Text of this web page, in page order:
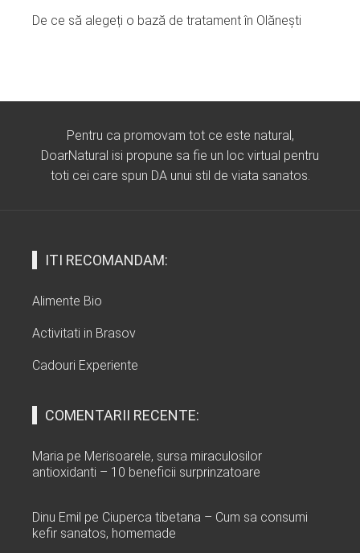
De ce să alegeți o bază de tratament în Olănești
Pentru ca promovam tot ce este natural,
DoarNatural isi propune sa fie un loc virtual pentru
toti cei care spun DA unui stil de viata sanatos.
ITI RECOMANDAM:
Alimente Bio
Activitati in Brasov
Cadouri Experiente
COMENTARII RECENTE:
Maria pe Merisoarele, sursa miraculosilor
antioxidanti – 10 beneficii surprinzatoare
Dinu Emil pe Ciuperca tibetana – Cum sa consumi
kefir sanatos, homemade